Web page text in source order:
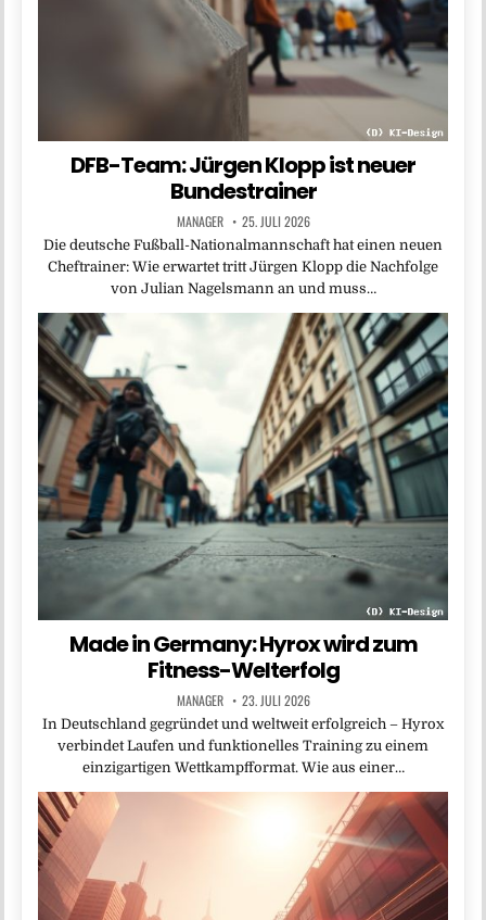
DFB-Team: Jürgen Klopp ist neuer
Bundestrainer
MANAGER 25. JULI 2026
Die deutsche Fußball-Nationalmannschaft hat einen neuen
Cheftrainer: Wie erwartet tritt Jürgen Klopp die Nachfolge
von Julian Nagelsmann an und muss…
Made in Germany: Hyrox wird zum
Fitness-Welterfolg
MANAGER 23. JULI 2026
In Deutschland gegründet und weltweit erfolgreich – Hyrox
verbindet Laufen und funktionelles Training zu einem
einzigartigen Wettkampfformat. Wie aus einer…